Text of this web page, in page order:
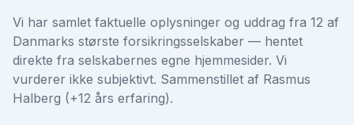
Vi har samlet faktuelle oplysninger og uddrag fra 12 af
Danmarks største forsikringsselskaber — hentet
direkte fra selskabernes egne hjemmesider. Vi
vurderer ikke subjektivt. Sammenstillet af Rasmus
Halberg (+12 års erfaring).